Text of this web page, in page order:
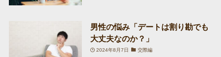
男性の悩み「デートは割り勘でも
大丈夫なのか？」
2024年8月7日 交際編